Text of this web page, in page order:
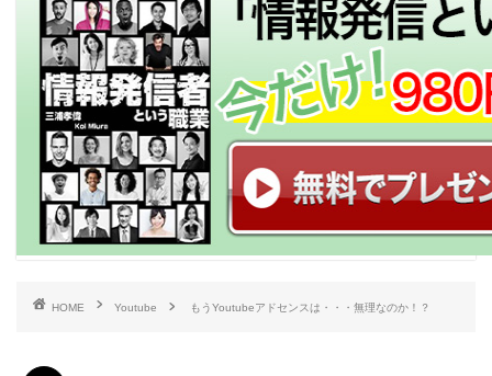
HOME Youtube もうYoutubeアドセンスは・・・無理なのか！？